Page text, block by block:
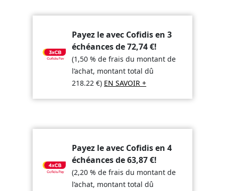
Payez le avec Cofidis en 3
échéances de72,74€!
(1,50 % de frais du montant de
l’achat, montant total dû
218.22€) EN SAVOIR +
Payez le avec Cofidis en 4
échéances de63,87€!
(2,20 % de frais du montant de
l’achat, montant total dû